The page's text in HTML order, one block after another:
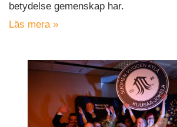
betydelse gemenskap har.
Läs mera »